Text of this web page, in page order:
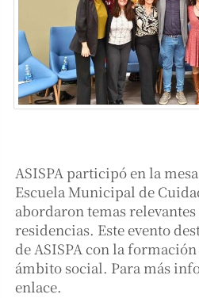
ASISPA participó en la
Escuela Municipal de
abordaron temas
residencias. Este evento
de ASISPA con la
ámbito social. Para más
enlace.